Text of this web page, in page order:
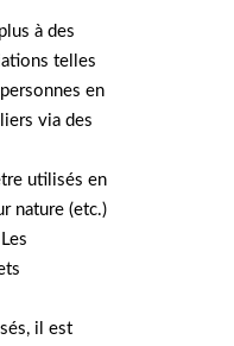
à des
telles
en
via des
utilisés en
nature (etc.)
il est